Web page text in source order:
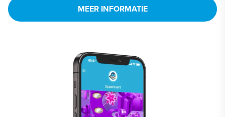
MEER INFORMATIE